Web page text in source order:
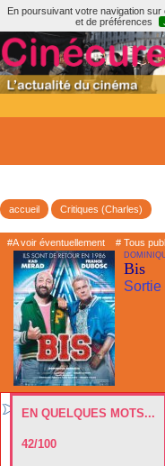
En poursuivant votre navigation
et de préférences
accueil Critiques (Charles)
#A voir éventuellement # Tous
Bis
Sortie
EN QUELQUES MOTS...
42/100